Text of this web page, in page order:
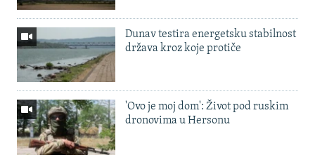
Dunav testira energetsku stabilnost
država kroz koje protiče
'Ovo je moj dom': Život pod ruskim
dronovima u Hersonu